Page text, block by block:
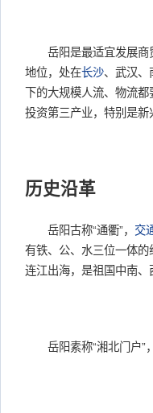
岳阳是最适宜发展商贸
地位，处在长沙、武汉、
下的大规模人流、物流
投资第三产业，特别是
历史沿革
岳阳古称“通衢”， 交
有铁、公、水三位一体的
连江出海，是祖国中南、
岳阳素称“湘北门户”，